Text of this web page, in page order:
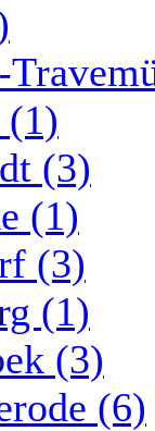
(3)
(1)
(3)
(1)
(3)
(6)